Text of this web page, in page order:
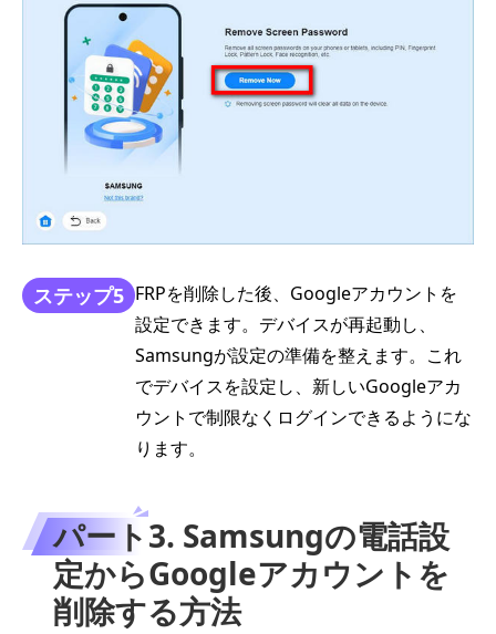
ステップ5 FRPを削除した後、Googleアカウントを
設定できます。デバイスが再起動し、
Samsungが設定の準備を整えます。これ
でデバイスを設定し、新しいGoogleアカ
ウントで制限なくログインできるようにな
ります。
パート3. Samsungの電話設
定からGoogleアカウントを
削除する方法